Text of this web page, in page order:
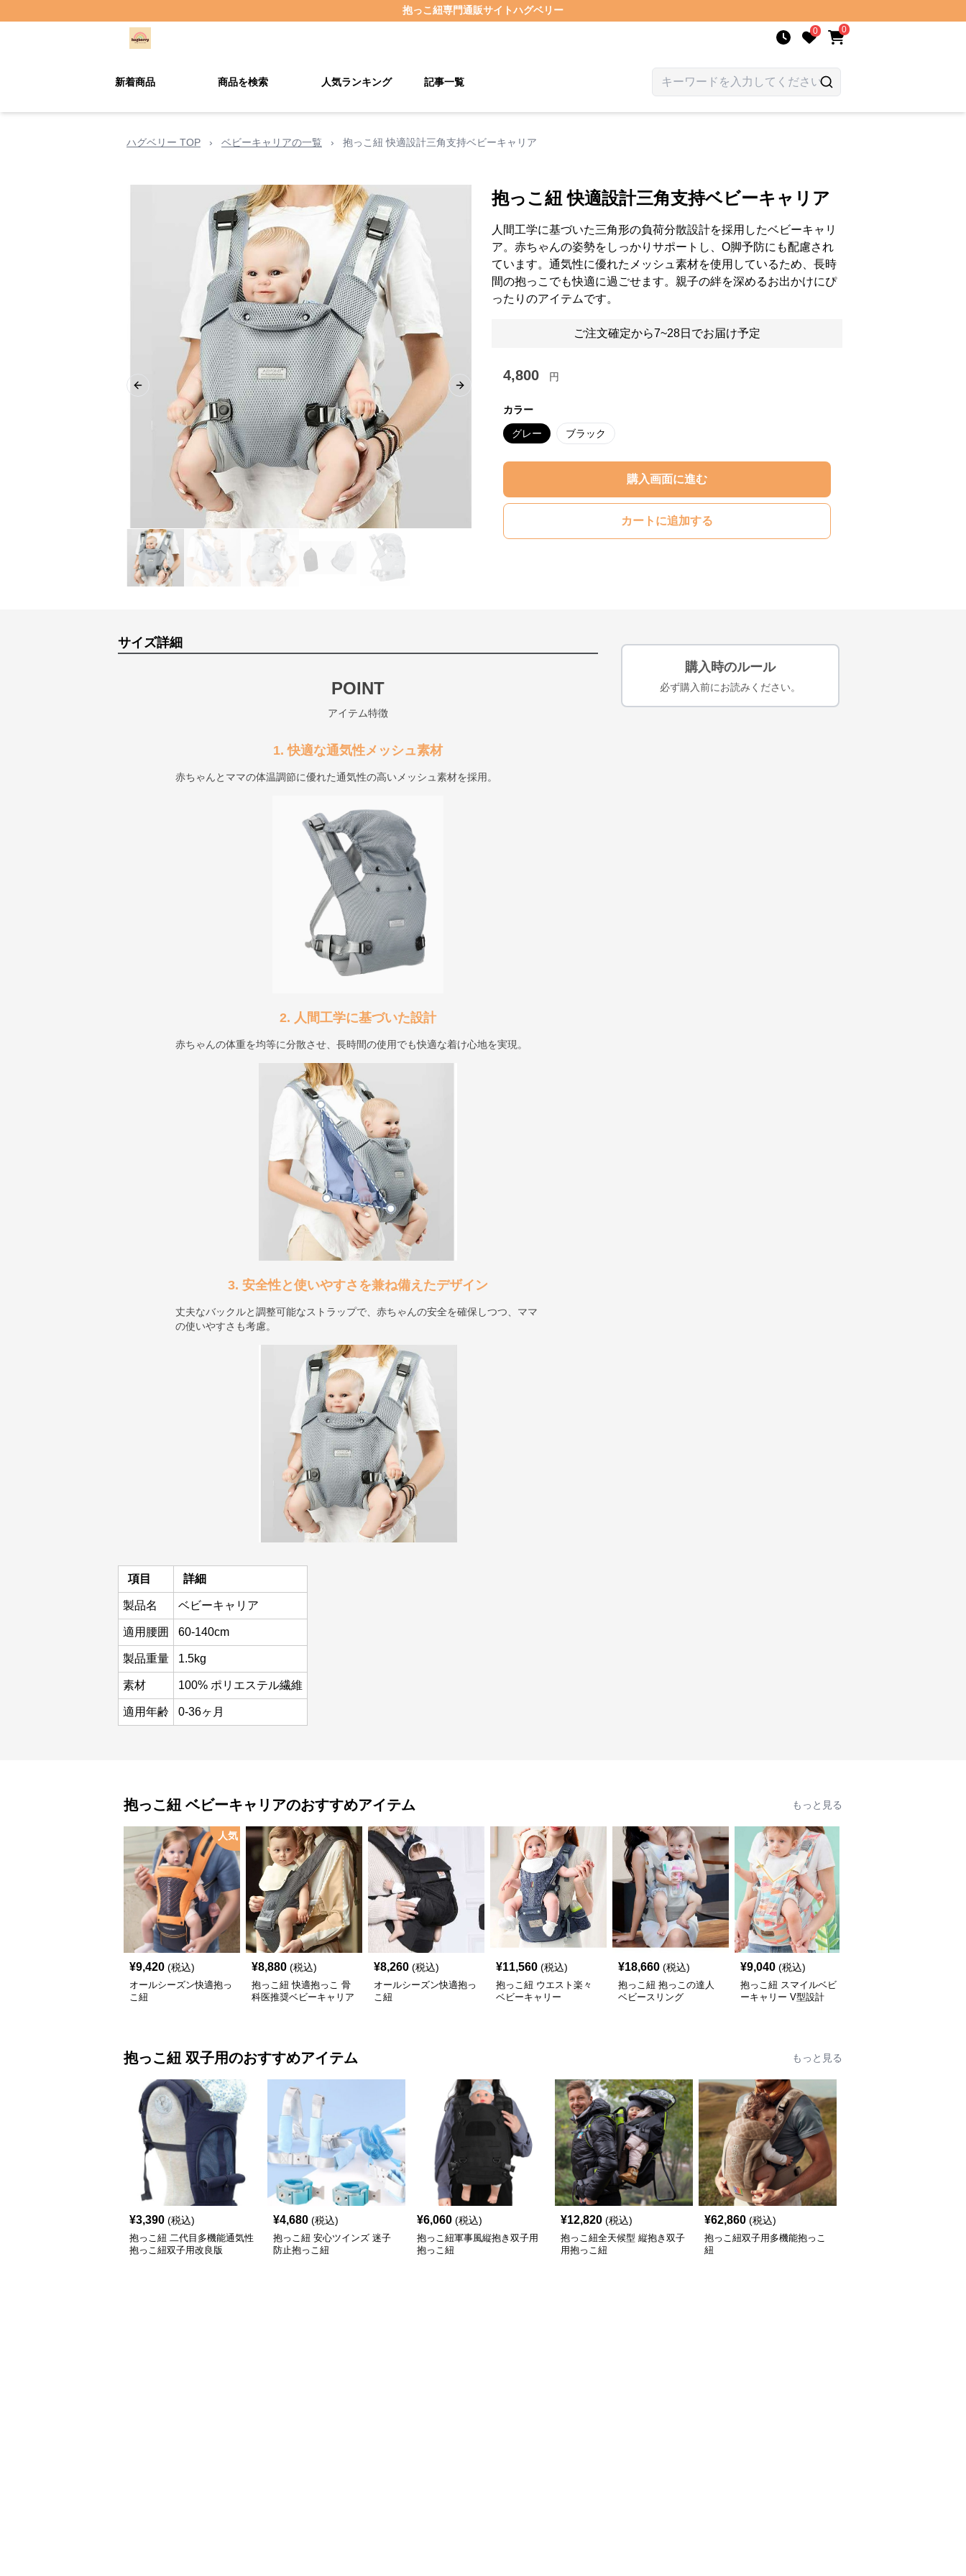
抱っこ紐専門通販サイトハグベリー
0 0
新着商品 商品を検索 人気ランキング 記事一覧
ハグベリー TOP › ベビーキャリアの一覧 › 抱っこ紐 快適設計三角支持ベビーキャリア
Previous slide Next slide
抱っこ紐 快適設計三角支持ベビーキャリア
人間工学に基づいた三角形の負荷分散設計を採用したベビーキャリ
ア。赤ちゃんの姿勢をしっかりサポートし、O脚予防にも配慮され
ています。通気性に優れたメッシュ素材を使用しているため、長時
間の抱っこでも快適に過ごせます。親子の絆を深めるお出かけにぴ
ったりのアイテムです。
ご注文確定から7~28日でお届け予定
4,800 円
カラー
グレー ブラック
購入画面に進む
カートに追加する
サイズ詳細
POINT
アイテム特徴
1. 快適な通気性メッシュ素材
赤ちゃんとママの体温調節に優れた通気性の高いメッシュ素材を採用。
2. 人間工学に基づいた設計
赤ちゃんの体重を均等に分散させ、長時間の使用でも快適な着け心地を実現。
3. 安全性と使いやすさを兼ね備えたデザイン
丈夫なバックルと調整可能なストラップで、赤ちゃんの安全を確保しつつ、ママ
の使いやすさも考慮。
項目 詳細
製品名 ベビーキャリア
適用腰囲 60-140cm
製品重量 1.5kg
素材 100% ポリエステル繊維
適用年齢 0-36ヶ月
購入時のルール
必ず購入前にお読みください。
抱っこ紐 ベビーキャリアのおすすめアイテム もっと見る
人気
¥9,420 (税込)
オールシーズン快適抱っ
こ紐
¥8,880 (税込)
抱っこ紐 快適抱っこ 骨
科医推奨ベビーキャリア
¥8,260 (税込)
オールシーズン快適抱っ
こ紐
¥11,560 (税込)
抱っこ紐 ウエスト楽々
ベビーキャリー
¥18,660 (税込)
抱っこ紐 抱っこの達人
ベビースリング
¥9,040 (税込)
抱っこ紐 スマイルベビ
ーキャリー V型設計
抱っこ紐 双子用のおすすめアイテム もっと見る
¥3,390 (税込)
抱っこ紐 二代目多機能通気性
抱っこ紐双子用改良版
¥4,680 (税込)
抱っこ紐 安心ツインズ 迷子
防止抱っこ紐
¥6,060 (税込)
抱っこ紐軍事風縦抱き双子用
抱っこ紐
¥12,820 (税込)
抱っこ紐全天候型 縦抱き双子
用抱っこ紐
¥62,860 (税込)
抱っこ紐双子用多機能抱っこ
紐